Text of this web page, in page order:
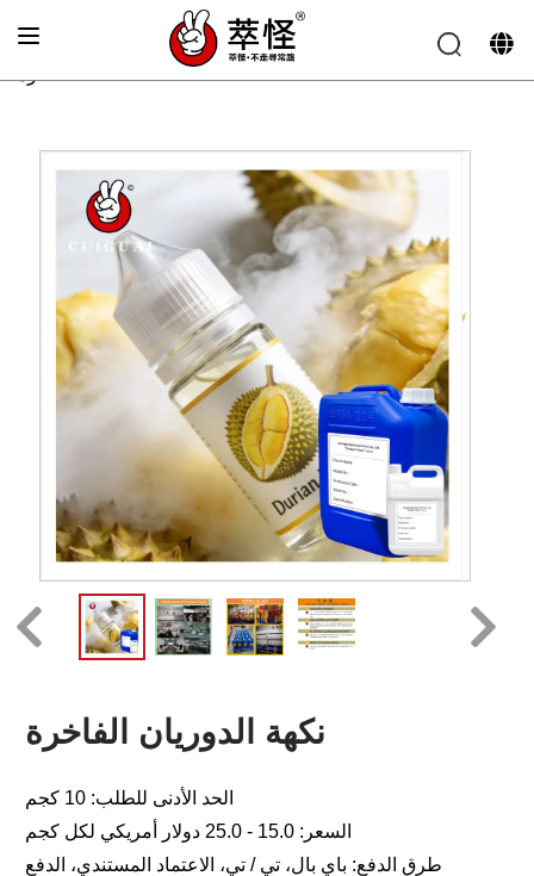
الصفحة الرئيسية نكهة السجائر الإلكترونية
نكهة الدوريان الفاخرة
الحد الأدنى للطلب: 10 كجم
السعر: 15.0 - 25.0 دولار أمريكي لكل كجم
طرق الدفع: باي بال، تي / تي، الاعتماد المستندي، الدفع